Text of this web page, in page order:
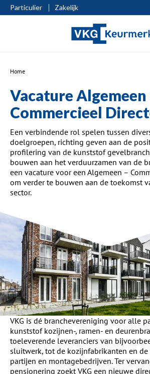
Particulier Zakelijk
Home
Vacature Algemeen
Commercieel
Een verbindende rol spelen tussen
doelgroepen, richting geven aan de
profilering van de kunststof
bouwen aan het verduurzamen van de
een vacature voor een Algemeen –
om verder te bouwen aan de toekomst
sector.
VKG is dé branchevereniging voor alle
kunststof kozijnen-, ramen- en
toeleverende leveranciers van
sluitwerk, tot de kozijnfabrikanten en
partijen en montagebedrijven. Ter
pensionering zoekt VKG een nieuwe